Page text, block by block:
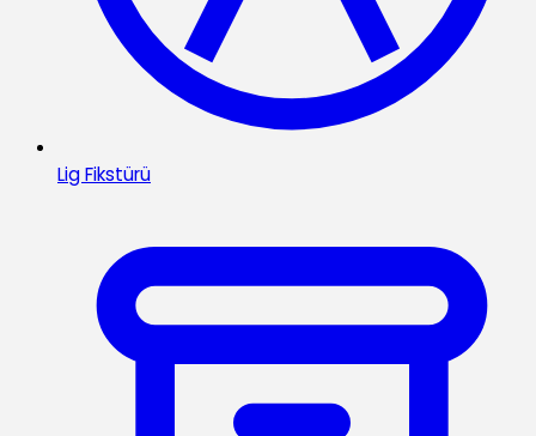
Lig Fikstürü